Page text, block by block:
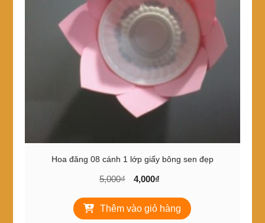
Hoa đăng 08 cánh 1 lớp giấy bông sen đẹp
5,000₫
Giá
là:
5,000₫.
4,000₫
tại
là:
Thêm vào giỏ hàng